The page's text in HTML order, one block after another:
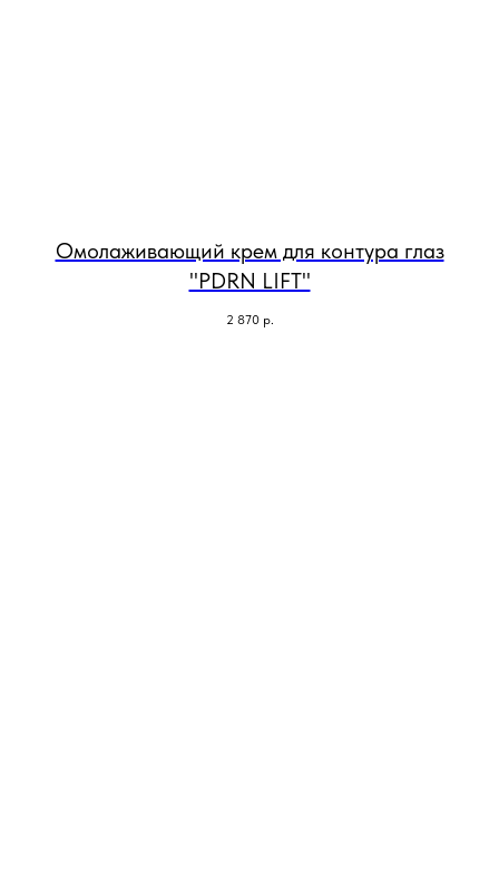
Омолаживающий крем для контура глаз
"PDRN LIFT"
2 870 р.